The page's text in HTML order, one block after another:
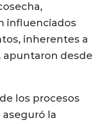
influenciados
inherentes a
apuntaron desde
los procesos
la